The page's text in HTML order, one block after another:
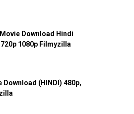
Download Hindi
1080p Filmyzilla
Download (HINDI) 480p,